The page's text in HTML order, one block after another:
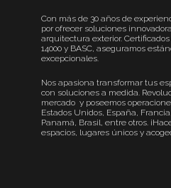
Con más de 30 años de
por ofrecer soluciones
arquitectura exterior. Certificados
14000 y BASC, aseguramos
excepcionales.
Nos apasiona transformar tus
con soluciones a medida.
mercado y poseemos
Estados Unidos, España,
Panamá, Brasil, entre otros.
espacios, lugares únicos y